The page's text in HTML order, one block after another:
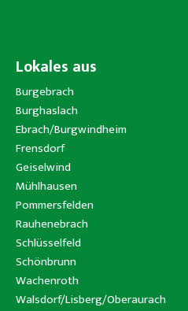
Lokales aus
Burgebrach
Burghaslach
Ebrach/Burgwindheim
Frensdorf
Geiselwind
Mühlhausen
Pommersfelden
Rauhenebrach
Schlüsselfeld
Schönbrunn
Wachenroth
Walsdorf/Lisberg/Oberaurach